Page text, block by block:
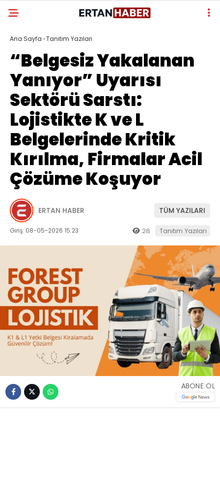
Ana Sayfa ›Tanıtım Yazıları
“Belgesiz Yakalanan
Yanıyor” Uyarısı
Sektörü Sarstı:
Lojistikte K ve L
Belgelerinde Kritik
Kırılma, Firmalar Acil
Çözüme Koşuyor
ERTAN HABER TÜM YAZILARI
Giriş: 08-05-2026 15:23 28 Tanıtım Yazıları
ABONE OL